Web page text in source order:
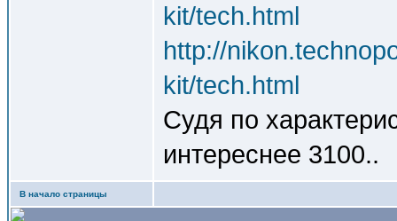
kit/tech.html
http://
kit/tech.html
Судя по
интереснее 3100..
В начало страницы